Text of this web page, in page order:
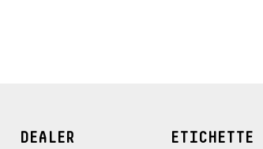
DEALER
ETICHETTE